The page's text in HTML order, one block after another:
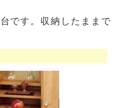
です。収納したままで